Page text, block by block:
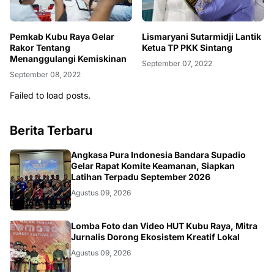
Pemkab Kubu Raya Gelar
Rakor Tentang
Menanggulangi Kemiskinan
September 08, 2022
Lismaryani Sutarmidji Lantik
Ketua TP PKK Sintang
September 07, 2022
Failed to load posts.
Berita Terbaru
KALBAR
Angkasa Pura Indonesia Bandara Supadio
Gelar Rapat Komite Keamanan, Siapkan
Latihan Terpadu September 2026
Agustus 09, 2026
DAERAH
Lomba Foto dan Video HUT Kubu Raya, Mitra
Jurnalis Dorong Ekosistem Kreatif Lokal
Agustus 09, 2026